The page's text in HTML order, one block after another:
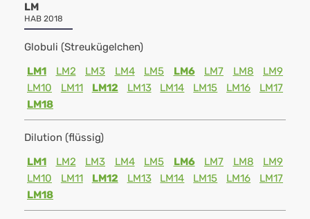
LM
HAB 2018
Globuli (Streukügelchen)
LM1
LM2 LM3 LM4 LM5 LM6 LM7 LM8
LM9
LM10
LM11 LM12 LM13 LM14 LM15 LM16
LM17
LM18
Dilution (flüssig)
LM1
LM2 LM3 LM4 LM5 LM6 LM7 LM8
LM9
LM10
LM11 LM12 LM13 LM14 LM15 LM16
LM17
LM18